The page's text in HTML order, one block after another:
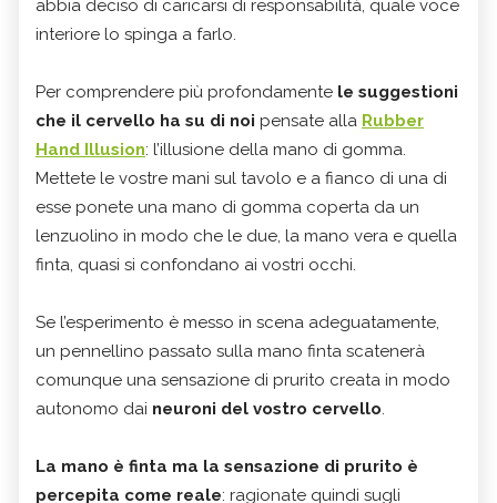
abbia deciso di caricarsi di responsabilità, quale voce
interiore lo spinga a farlo.
Per comprendere più profondamente le suggestioni
che il cervello ha su di noi pensate alla Rubber
Hand Illusion: l’illusione della mano di gomma.
Mettete le vostre mani sul tavolo e a fianco di una di
esse ponete una mano di gomma coperta da un
lenzuolino in modo che le due, la mano vera e quella
finta, quasi si confondano ai vostri occhi.
Se l’esperimento è messo in scena adeguatamente,
un pennellino passato sulla mano finta scatenerà
comunque una sensazione di prurito creata in modo
autonomo dai neuroni del vostro cervello.
La mano è finta ma la sensazione di prurito è
percepita come reale: ragionate quindi sugli